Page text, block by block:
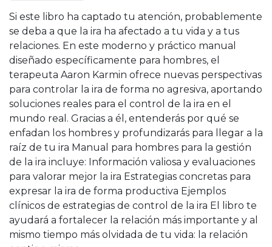
Si este libro ha captado tu atención, probablemente
se deba a que la ira ha afectado a tu vida y a tus
relaciones. En este moderno y práctico manual
diseñado específicamente para hombres, el
terapeuta Aaron Karmin ofrece nuevas perspectivas
para controlar la ira de forma no agresiva, aportando
soluciones reales para el control de la ira en el
mundo real. Gracias a él, entenderás por qué se
enfadan los hombres y profundizarás para llegar a la
raíz de tu ira Manual para hombres para la gestión
de la ira incluye: Información valiosa y evaluaciones
para valorar mejor la ira Estrategias concretas para
expresar la ira de forma productiva Ejemplos
clínicos de estrategias de control de la ira El libro te
ayudará a fortalecer la relación más importante y al
mismo tiempo más olvidada de tu vida: la relación